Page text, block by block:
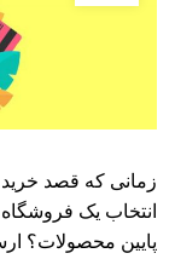
زمانی که قصد خرید
انتخاب یک
پایین محصولات؟